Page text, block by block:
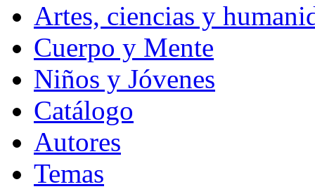
Artes, ciencias y
Cuerpo y Mente
Niños y Jóvenes
Catálogo
Autores
Temas